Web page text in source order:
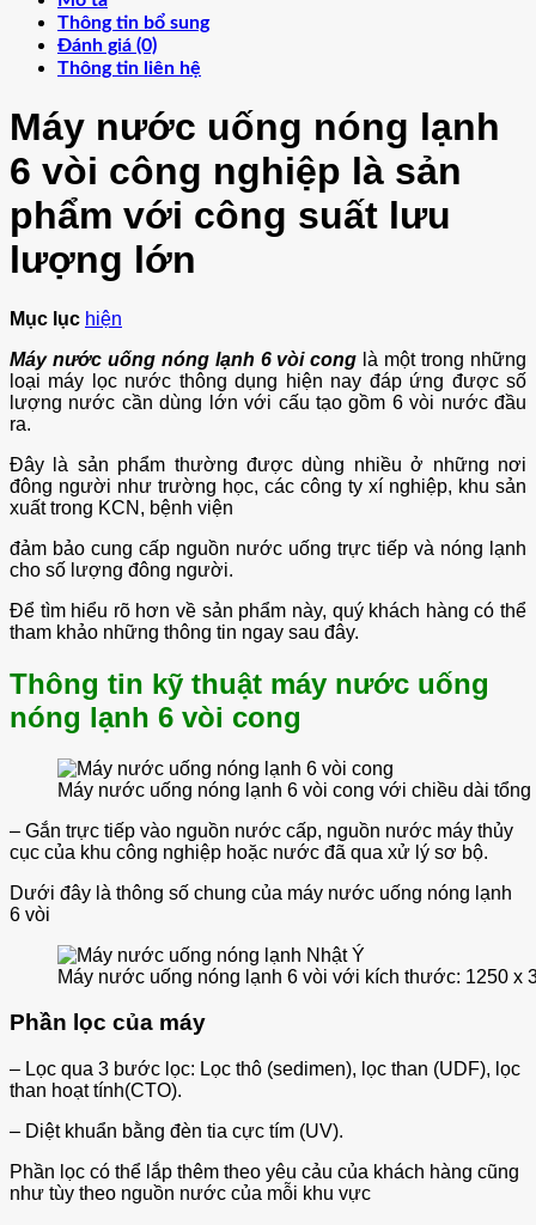
Thông tin bổ sung
Đánh giá (0)
Thông tin liên hệ
Máy nước uống nóng lạnh
6 vòi công nghiệp là sản
phẩm với công suất lưu
lượng lớn
Mục lục hiện
Máy nước uống nóng lạnh 6 vòi cong là một trong những
loại máy lọc nước thông dụng hiện nay đáp ứng được số
lượng nước cần dùng lớn với cấu tạo gồm 6 vòi nước đầu
ra.
Đây là sản phẩm thường được dùng nhiều ở những nơi
đông người như trường học, các công ty xí nghiệp, khu sản
xuất trong KCN, bệnh viện
đảm bảo cung cấp nguồn nước uống trực tiếp và nóng lạnh
cho số lượng đông người.
Để tìm hiểu rõ hơn về sản phẩm này, quý khách hàng có thể
tham khảo những thông tin ngay sau đây.
Thông tin kỹ thuật máy nước uống
nóng lạnh 6 vòi cong
Máy nước uống nóng lạnh 6 vòi cong với chiều dài tổng
– Gắn trực tiếp vào nguồn nước cấp, nguồn nước máy thủy
cục của khu công nghiệp hoặc nước đã qua xử lý sơ bộ.
Dưới đây là thông số chung của máy nước uống nóng lạnh
6 vòi
Máy nước uống nóng lạnh 6 vòi với kích thước: 1250 x
Phần lọc của máy
– Lọc qua 3 bước lọc: Lọc thô (sedimen), lọc than (UDF), lọc
than hoạt tính(CTO).
– Diệt khuẩn bằng đèn tia cực tím (UV).
Phần lọc có thể lắp thêm theo yêu cảu của khách hàng cũng
như tùy theo nguồn nước của mỗi khu vực